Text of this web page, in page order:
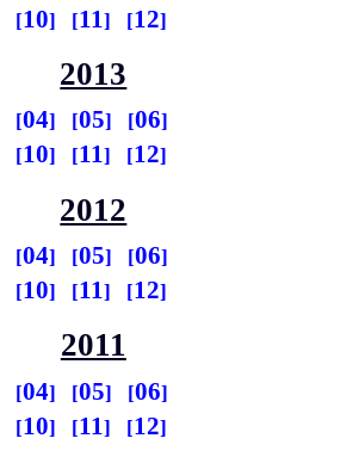
10 11 12
2013
04 05
06
10 11 12
2012
04 05
06
10 11 12
2011
04 05
06
10 11 12